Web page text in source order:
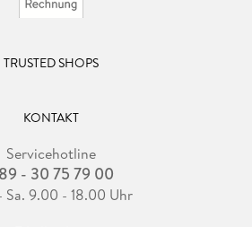
TRUSTED SHOPS
KONTAKT
Servicehotline
- 30 75 79 00
Sa. 9.00 - 18.00 Uhr